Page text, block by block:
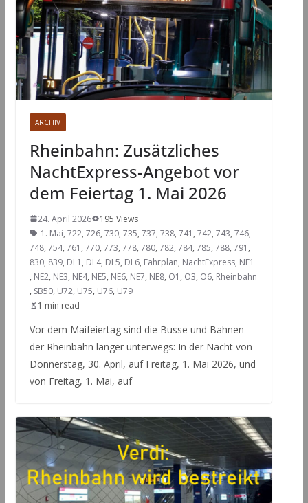
ARCHIV
Rheinbahn: Zusätzliches
NachtExpress-Angebot vor
dem Feiertag 1. Mai 2026
24. April 2026
195 Views
1. Mai, 722, 726, 730, 735, 737, 738, 741 , 742, 743, 746,
748, 754, 761 , 770, 773, 778, 780, 782, 784, 785, 788, 791 ,
830, 839, DL1 , DL4, DL5, DL6, Fahrplan, NachtExpress, NE1
, NE2, NE3, NE4, NE5, NE6, NE7, NE8, O1 , O3, O6, Rheinbahn
, SB50, U72, U75, U76, U79
1 min read
Vor dem Maifeiertag sind die Busse und Bahnen
der Rheinbahn länger unterwegs: In der Nacht von
Donnerstag, 30. April, auf Freitag, 1. Mai 2026, und
von Freitag, 1. Mai, auf